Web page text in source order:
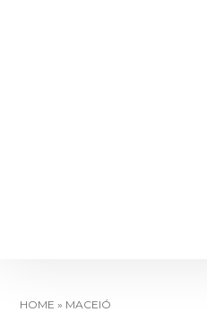
HOME » MACEIÓ